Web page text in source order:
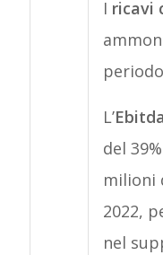
I ricavi
L’
del
milioni
2022,
nel